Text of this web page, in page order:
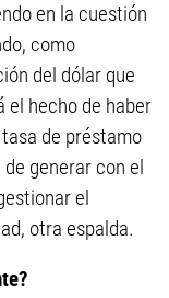
en la cuestión
como
del dólar que
el hecho de haber
de préstamo
generar con el
el
otra espalda.